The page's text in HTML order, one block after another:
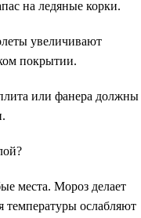
на ледяные корки.
увеличивают
покрытии.
или фанера должны
места. Мороз делает
ослабляют